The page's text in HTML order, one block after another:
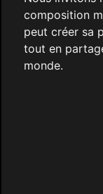
composition
peut créer sa
tout en
monde.